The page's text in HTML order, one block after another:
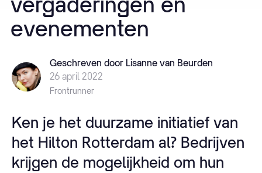
evenementen
Geschreven door Lisanne van Beurden
26 april 2022
Frontrunner
Ken je het duurzame initiatief van
het Hilton Rotterdam al? Bedrijven
krijgen de mogelijkheid om hun